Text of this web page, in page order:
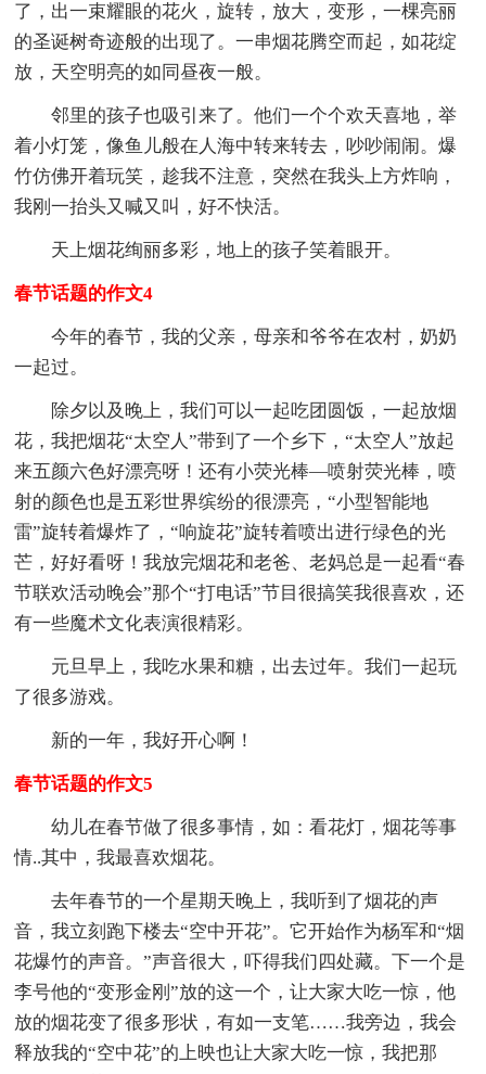
了，出一束耀眼的花火，旋转，放大，变形，一棵亮丽
的圣诞树奇迹般的出现了。一串烟花腾空而起，如花绽
放，天空明亮的如同昼夜一般。
邻里的孩子也吸引来了。他们一个个欢天喜地，举
着小灯笼，像鱼儿般在人海中转来转去，吵吵闹闹。爆
竹仿佛开着玩笑，趁我不注意，突然在我头上方炸响，
我刚一抬头又喊又叫，好不快活。
天上烟花绚丽多彩，地上的孩子笑着眼开。
春节话题的作文4
今年的春节，我的父亲，母亲和爷爷在农村，奶奶
一起过。
除夕以及晚上，我们可以一起吃团圆饭，一起放烟
花，我把烟花“太空人”带到了一个乡下，“太空人”放起
来五颜六色好漂亮呀！还有小荧光棒—喷射荧光棒，喷
射的颜色也是五彩世界缤纷的很漂亮，“小型智能地
雷”旋转着爆炸了，“响旋花”旋转着喷出进行绿色的光
芒，好好看呀！我放完烟花和老爸、老妈总是一起看“春
节联欢活动晚会”那个“打电话”节目很搞笑我很喜欢，还
有一些魔术文化表演很精彩。
元旦早上，我吃水果和糖，出去过年。我们一起玩
了很多游戏。
新的一年，我好开心啊！
春节话题的作文5
幼儿在春节做了很多事情，如：看花灯，烟花等事
情..其中，我最喜欢烟花。
去年春节的一个星期天晚上，我听到了烟花的声
音，我立刻跑下楼去“空中开花”。它开始作为杨军和“烟
花爆竹的声音。”声音很大，吓得我们四处藏。下一个是
李号他的“变形金刚”放的这一个，让大家大吃一惊，他
放的烟花变了很多形状，有如一支笔……我旁边，我会
释放我的“空中花”的上映也让大家大吃一惊，我把那